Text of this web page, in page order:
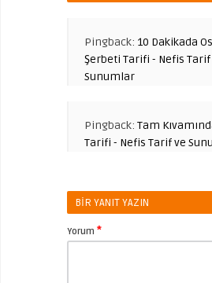
Pingback: 10 Dakikada
Şerbeti Tarifi - Nefis Tarif
Sunumlar
Pingback: Tam
Tarifi - Nefis Tarif ve
BIR YANIT YAZIN
Yorum *